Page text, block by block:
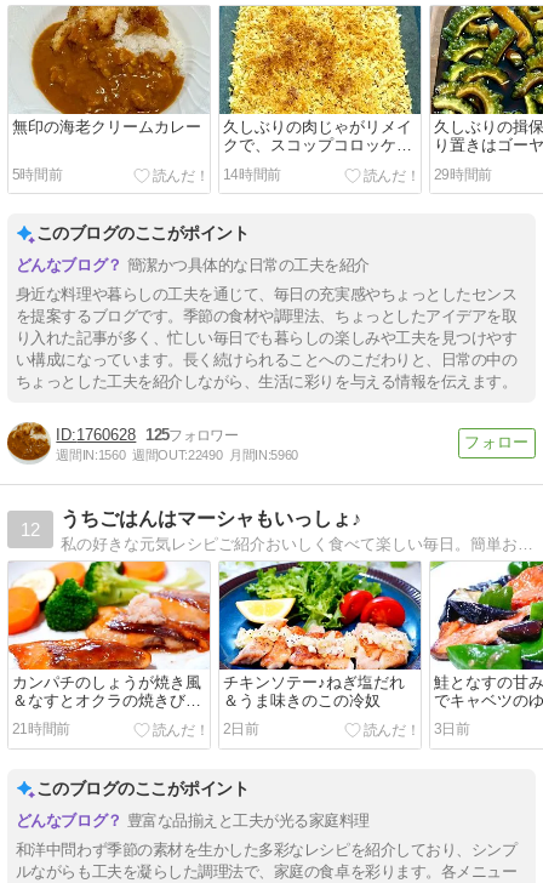
無印の海老クリームカレー
5時間前
久しぶりの肉じゃがリメイ
クで、スコップコロッケで
す！
14時間前
久しぶりの揖
り置きはゴー
けです！
29時間前
このブログのここがポイント
簡潔かつ具体的な日常の工夫を紹介
身近な料理や暮らしの工夫を通じて、毎日の充実感やちょっとしたセンス
を提案するブログです。季節の食材や調理法、ちょっとしたアイデアを取
り入れた記事が多く、忙しい毎日でも暮らしの楽しみや工夫を見つけやす
い構成になっています。長く続けられることへのこだわりと、日常の中の
ちょっとした工夫を紹介しながら、生活に彩りを与える情報を伝えます。
1760628 125
週間IN:1560 週間OUT:22490 月間IN:5960
12
うちごはんはマーシャもいっしょ♪
私の好きな元気レシピご紹介おいしく食べて楽しい毎日。簡単おかず＆ラクラク献立。
カンパチのしょうが焼き風
＆なすとオクラの焼きびた
し
21時間前
チキンソテー♪ねぎ塩だれ
＆うま味きのこの冷奴
2日前
鮭となすの甘
でキャベツの
3日前
このブログのここがポイント
豊富な品揃えと工夫が光る家庭料理
和洋中問わず季節の素材を生かした多彩なレシピを紹介しており、シンプ
ルながらも工夫を凝らした調理法で、家庭の食卓を彩ります。各メニュー